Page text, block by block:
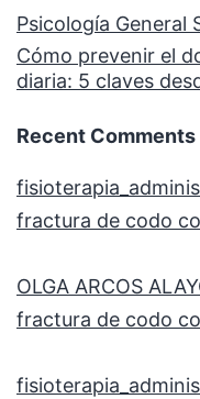
Psicología General
Cómo prevenir el
diaria: 5 claves
Recent Comments
fractura de codo
OLGA ARCOS
fractura de codo